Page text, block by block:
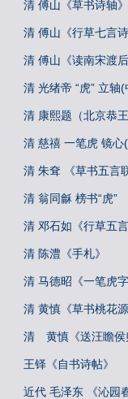
清 傅山《草书诗轴》
清 傅山《行草七言诗
清 傅山《读南宋渡
清 光绪帝 “虎” 立轴
清 康熙题（北京恭王
清 慈禧 一笔虎 镜心
清 朱耷 《草书五言
清 翁同龢 榜书“虎”
清 邓石如《行草五
清 陈澧《手札》
清 马德昭《一笔虎
清 黄慎《草书桃花源
清 黄慎《送汪瞻侯
王铎《自书诗帖》
近代 毛泽东 《沁园